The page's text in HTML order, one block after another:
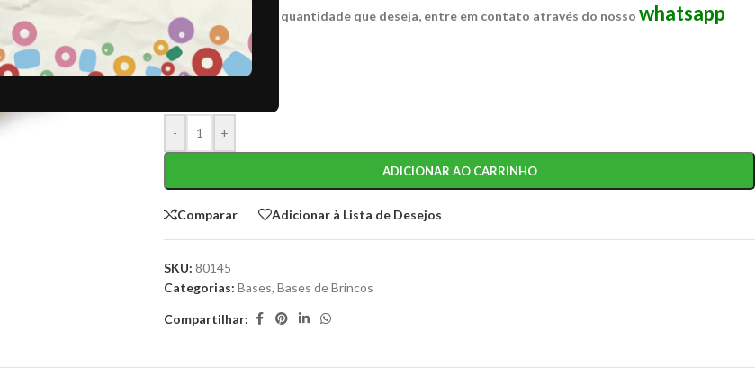
Caso não consiga a quantidade que deseja, entre em contato através do nosso whatsapp
COR
- +
ADICIONAR AO CARRINHO
Comparar Adicionar à Lista de Desejos
SKU: 80145
Categorias: Bases, Bases de Brincos
Compartilhar: